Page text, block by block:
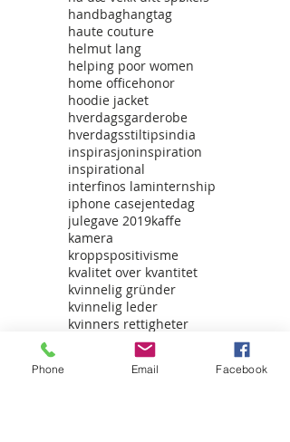
handbaghangtag
haute couture
helmut lang
helping poor women
home officehonor
hoodie jacket
hverdagsgarderobe
hverdagsstiltipsindia
inspirasjoninspiration
inspirational
interfinos laminternship
iphone casejentedag
julegave 2019kaffe
kamera
kroppspositivisme
kvalitet over kvantitet
kvinnelig gründer
kvinnelig leder
kvinners rettigheter
lammeskinn
Behind the scenes
Phone Email Facebook